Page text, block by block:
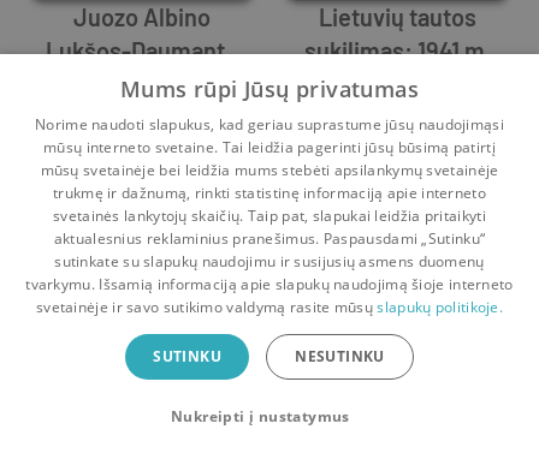
Juozo Albino
Lukšos-Daumanto
1940–1941 m.
biografijos puslapiai
Alfredas Rukšėnas
0 0
Lietuvių tautos
sukilimas: 1941 m.
birželio 22-28 d.
Arūnas Bubnys,
0 3
Pradinis Krepšelis Pokalbiai Pranešimai Paskyra
Bookswap programėlė
Mainykis knygomis dar patogiau!
Uždaryti
Mums rūpi Jūsų privatumas
Norime naudoti slapukus, kad geriau suprastume jūsų naudojimąsi
mūsų interneto svetaine. Tai leidžia pagerinti jūsų būsimą patirtį
mūsų svetainėje bei leidžia mums stebėti apsilankymų svetainėje
trukmę ir dažnumą, rinkti statistinę informaciją apie interneto
svetainės lankytojų skaičių. Taip pat, slapukai leidžia pritaikyti
aktualesnius reklaminius pranešimus. Paspausdami „Sutinku“
sutinkate su slapukų naudojimu ir susijusių asmens duomenų
tvarkymu. Išsamią informaciją apie slapukų naudojimą šioje interneto
svetainėje ir savo sutikimo valdymą rasite mūsųslapukų politikoje.
SUTINKU NESUTINKU
Nukreipti į nustatymus